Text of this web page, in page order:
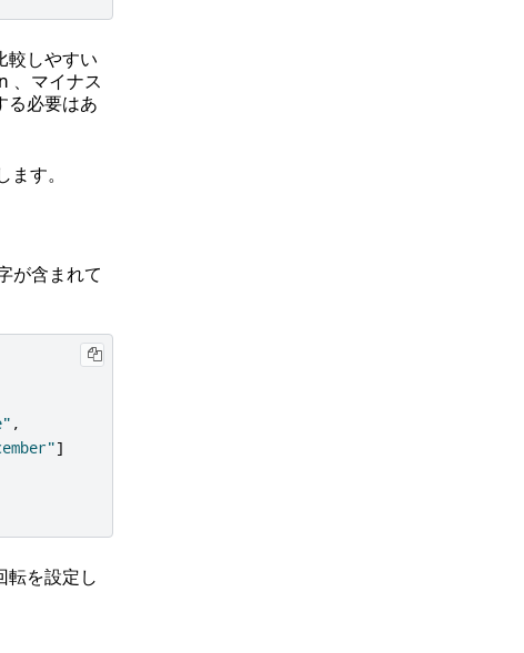
較しやすい
、マイナス
る必要はあ
す。
が含まれて
,
]
転を設定し